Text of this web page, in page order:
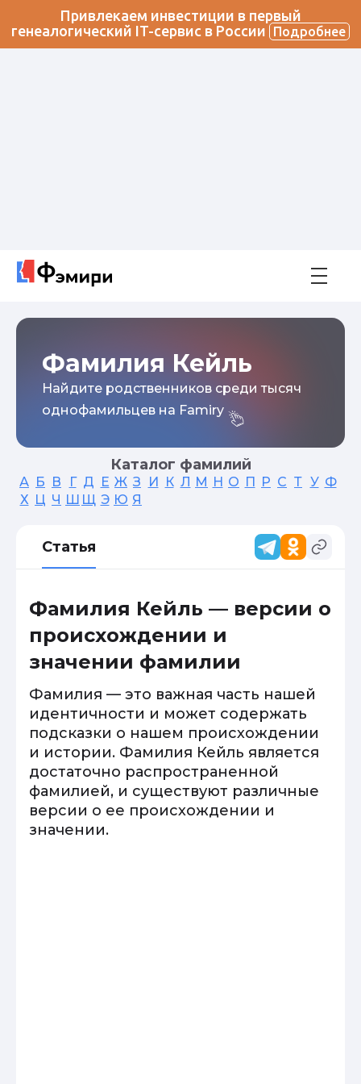
Привлекаем инвестиции в первый
генеалогический IT-сервис в России
Подробнее
Фамилия Кейль
Найдите родственников среди тысяч
однофамильцев на Famiry
Каталог фамилий
А Б В Г Д Е Ж З И К Л М Н О П Р С Т У Ф
Х Ц Ч Ш Щ Э Ю Я
Статья
Фамилия Кейль — версии о
происхождении и
значении фамилии
Фамилия — это важная часть нашей
идентичности и может содержать
подсказки о нашем происхождении
и истории. Фамилия Кейль является
достаточно распространенной
фамилией, и существуют различные
версии о ее происхождении и
значении.